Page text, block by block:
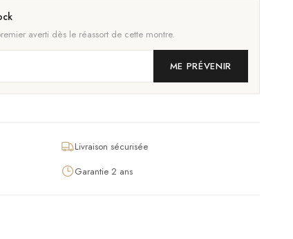
averti dès le réassort de cette montre.
ME PRÉVENIR
Livraison sécurisée
Garantie 2 ans